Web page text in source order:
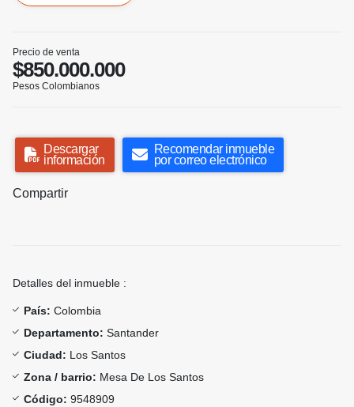
Precio de venta
$850.000.000
Pesos Colombianos
Descargar
información
Recomendar inmueble
por correo electrónico
Compartir
Detalles del inmueble :
País: Colombia
Departamento: Santander
Ciudad: Los Santos
Zona / barrio: Mesa De Los Santos
Código: 9548909